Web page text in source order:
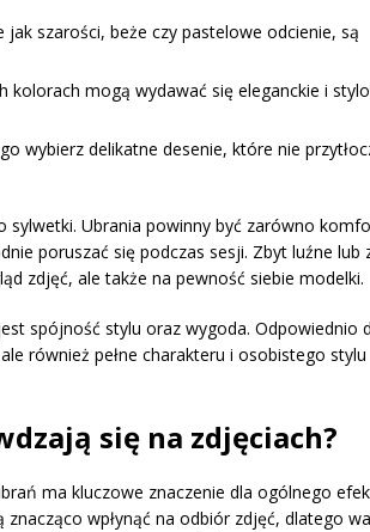
szarości, beże czy pastelowe odcienie, są
kolorach mogą wydawać się eleganckie i
wybierz delikatne desenie, które nie
Ubrania powinny być zarówno
poruszać się podczas sesji. Zbyt luźne lub
zdjęć, ale także na pewność siebie modelki.
spójność stylu oraz wygoda. Odpowiednio
również pełne charakteru i osobistego stylu
się na zdjęciach?
ma kluczowe znaczenie dla ogólnego
wpłynąć na odbiór zdjęć, dlatego